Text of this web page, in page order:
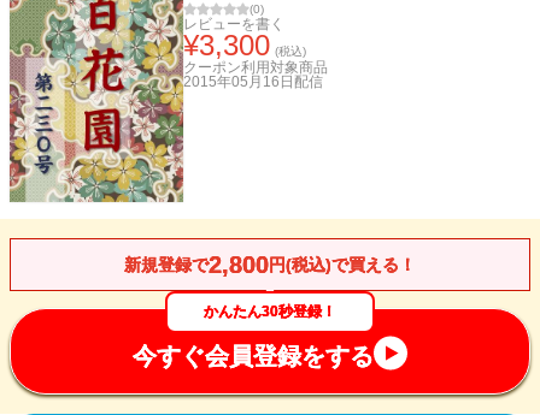
(0)
レビューを書く
¥3,300 (税込)
クーポン利用対象商品
2015年05月16日 配信
新規登録で2,800円(税込)で買える！
かんたん30秒登録！
今すぐ会員登録をする